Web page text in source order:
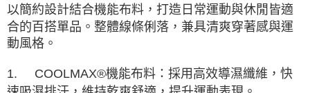
2.基於同意付款使用「大哥付你分期」之契約關係目的，商店將以您的個人
資料（包含姓名、電話或地址）提供予台灣大哥大進項蒐集、處理及利用，
由本公司與您本人進行分期帳單所需資料之確認、核對及更正。
3.完整用戶服務條款，請詳閱以下連結：
以簡約設計結合機能布料，打造日常運動與休閒皆適
合的百搭單品。整體線條俐落，兼具清爽穿著感與運
動風格。
1.
COOLMAX®機能布料：採用高效導濕纖維，快